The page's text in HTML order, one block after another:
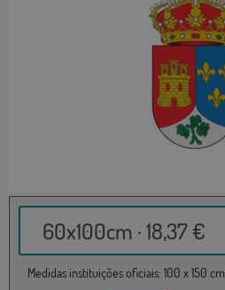
60x100cm · 18,37 €
Medidas instituições oficiais: 100 x 150 cm